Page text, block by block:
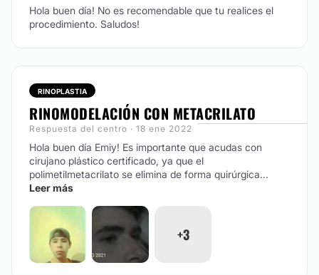
Hola buen día! No es recomendable que tu realices el
procedimiento. Saludos!
RINOPLASTIA
RINOMODELACIÓN CON METACRILATO
Respuesta del centro · 18 ene 2022
Hola buen día Emiy! Es importante que acudas con
cirujano plástico certificado, ya que el
polimetilmetacrilato se elimina de forma quirúrgica...
Leer más
+3